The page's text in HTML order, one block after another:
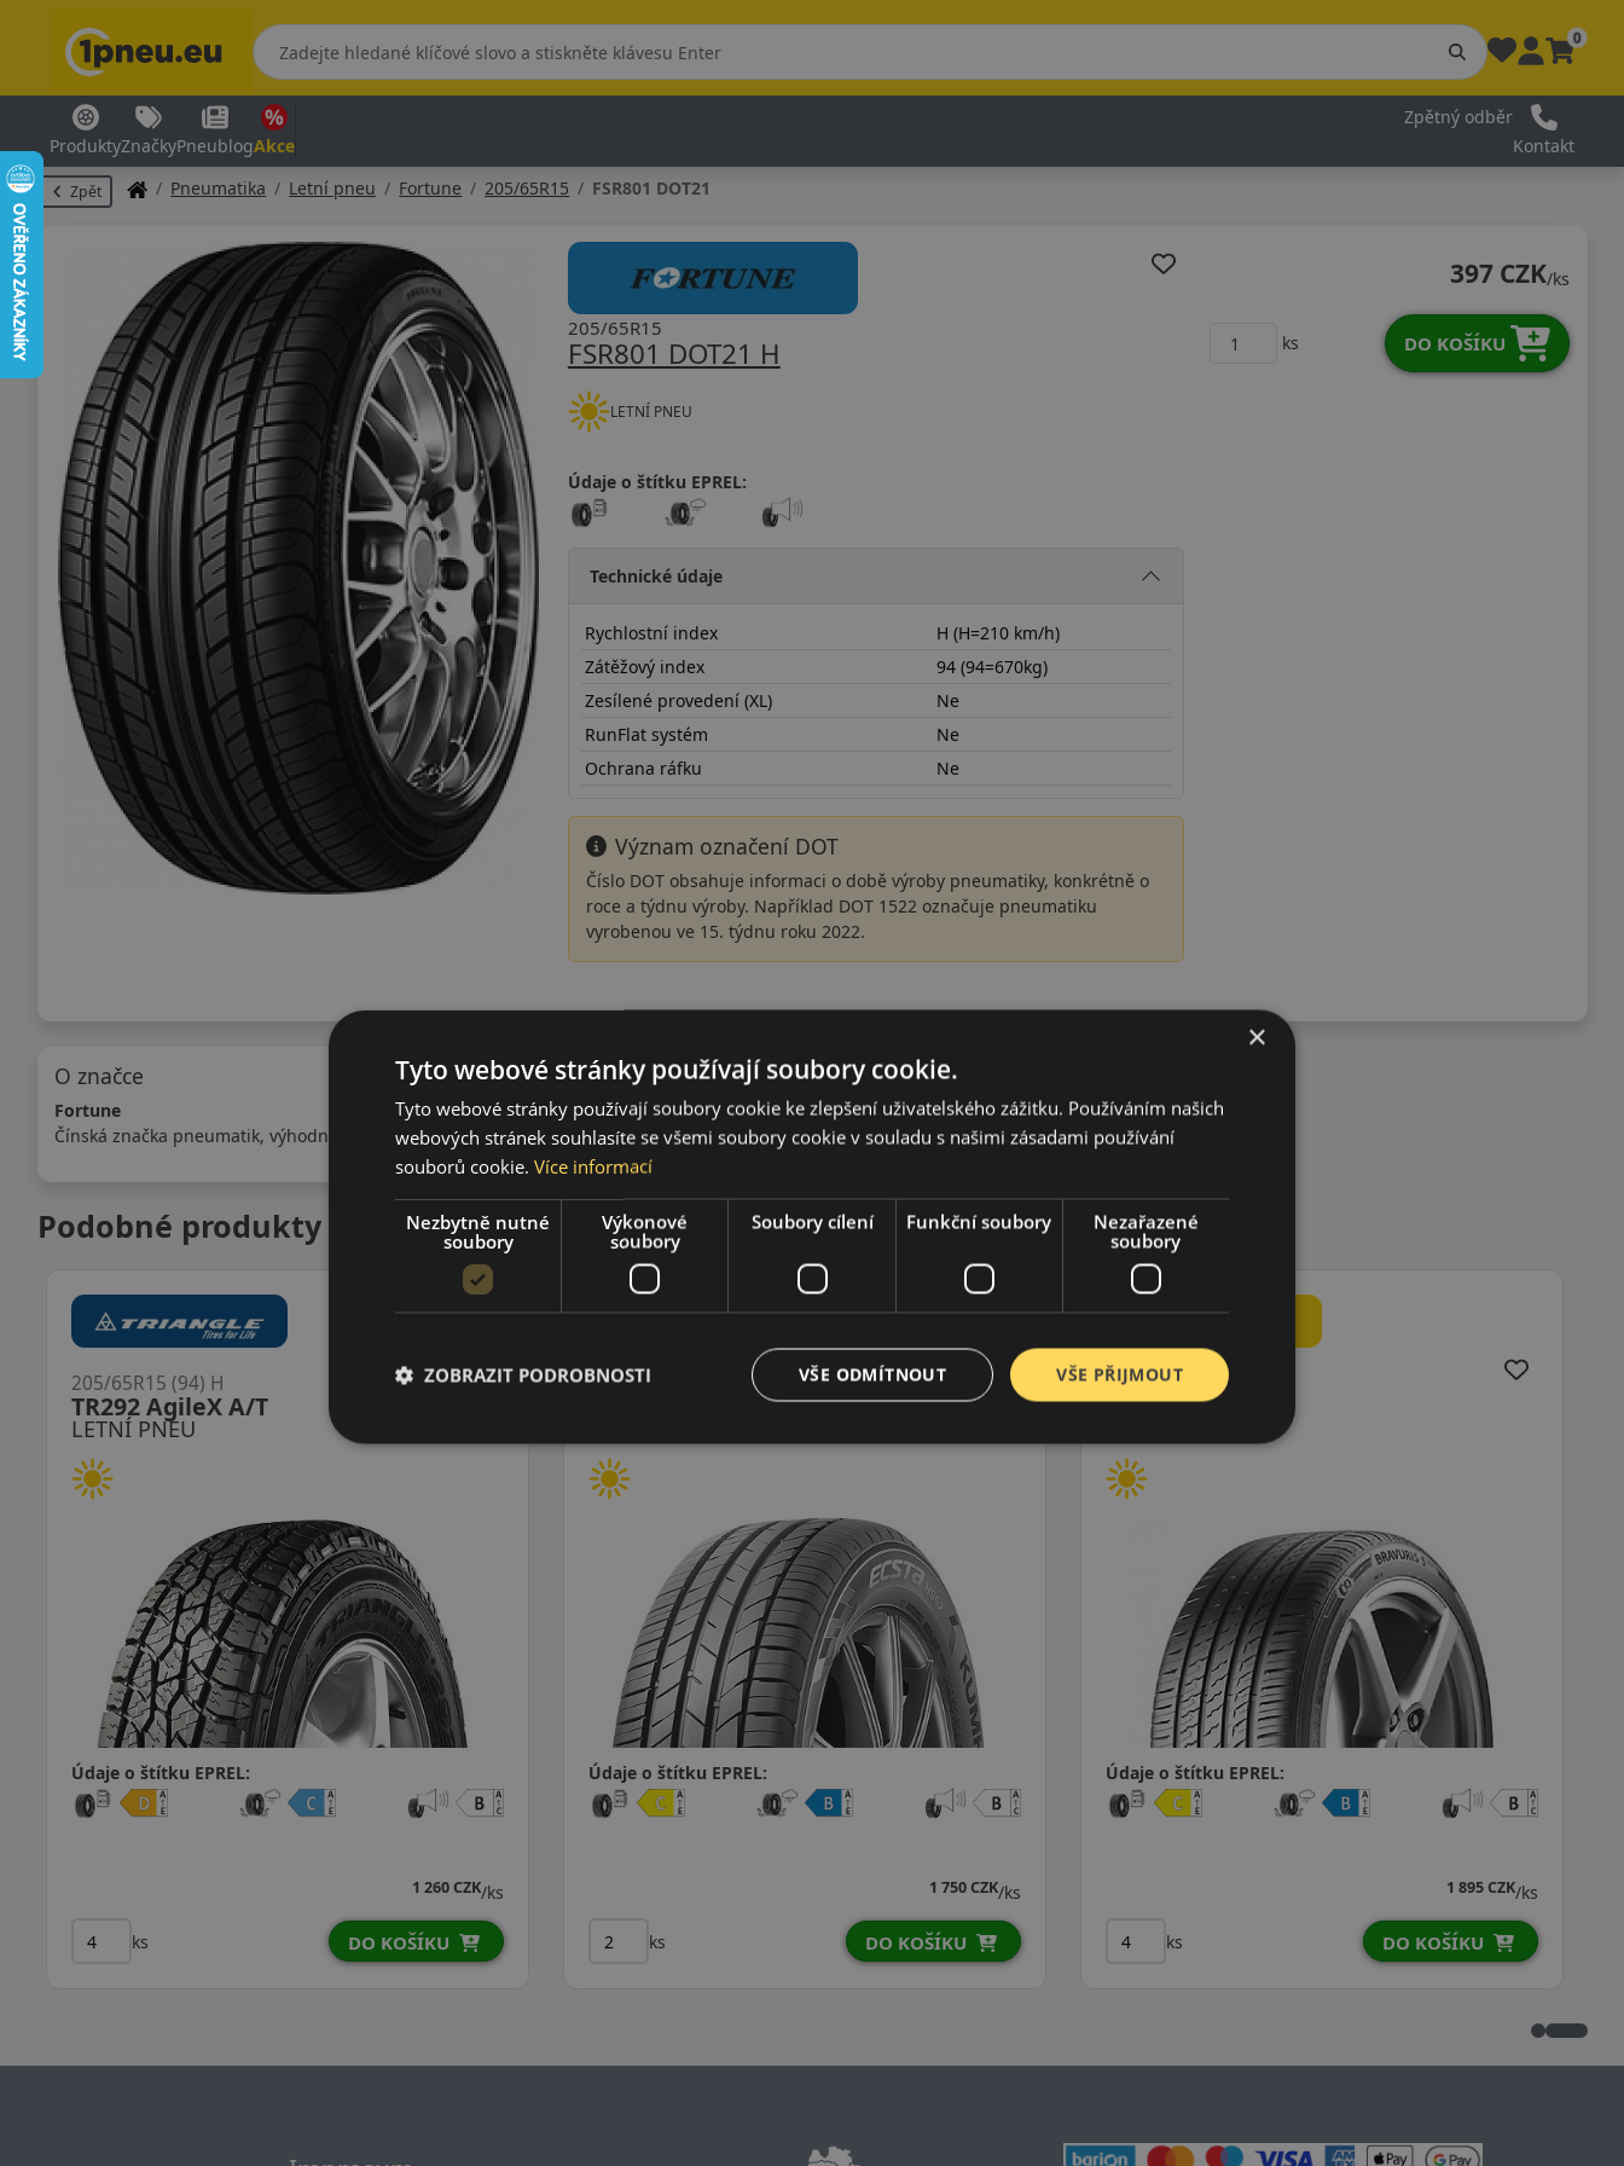
0
ProduktyZnačkyPneublogAkce
Zpětný odběr
Kontakt
Zpět Pneumatika Letní pneu Fortune 205/65R15 FSR801 DOT21
FSR801 DOT21 H
205/65R15
LETNÍ PNEU
Údaje o štítku EPREL:
Technické údaje
Rychlostní index
H (H=210 km/h)
Zátěžový index
94 (94=670kg)
Zesílené provedení (XL)
Ne
RunFlat systém
Ne
Ochrana ráfku
Ne
Význam označení DOT
Číslo DOT obsahuje informaci o době výroby pneumatiky, konkrétně o
roce a týdnu výroby. Například DOT 1522 označuje pneumatiku
vyrobenou ve 15. týdnu roku 2022.
397 CZK/ks
ks DO KOŠÍKU
O značce
Fortune
Čínská značka pneumatik, výhodný poměr cena / kvalita.
Podobné produkty
DO KOŠÍKU
LETNÍ PNEU
OK61 Touring
205/65R15 (94) H
Údaje o štítku EPREL:
DO KOŠÍKU
TR292 AgileX A/T
205/65R15 (94) H
Údaje o štítku EPREL:
DO KOŠÍKU
LETNÍ PNEU
HS52 Ecsta
Údaje o štítku EPREL:
×
Tyto webové stránky používají soubory cookie.
Tyto webové stránky používají soubory cookie ke zlepšení uživatelského zážitku. Používáním našich
webových stránek souhlasíte se všemi soubory cookie v souladu s našimi zásadami používání
souborů cookie. Více informací
Nezbytně nutné
soubory
Výkonové
soubory
Soubory cílení Funkční soubory
Nezařazené
soubory
VŠE PŘIJMOUT
VŠE ODMÍTNOUT
ZOBRAZIT PODROBNOSTI